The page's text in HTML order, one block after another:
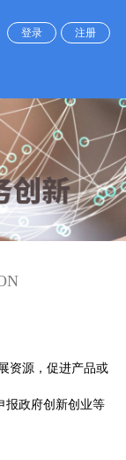
登录 注册
源，促进产品或
报政府创新创业等